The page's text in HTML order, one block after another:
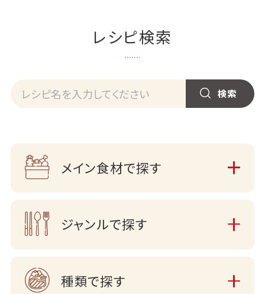
レシピ検索
メイン食材で探す
ジャンルで探す
種類で探す